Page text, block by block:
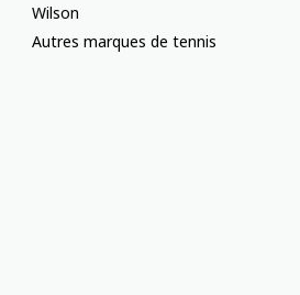
Wilson
Autres marques de tennis